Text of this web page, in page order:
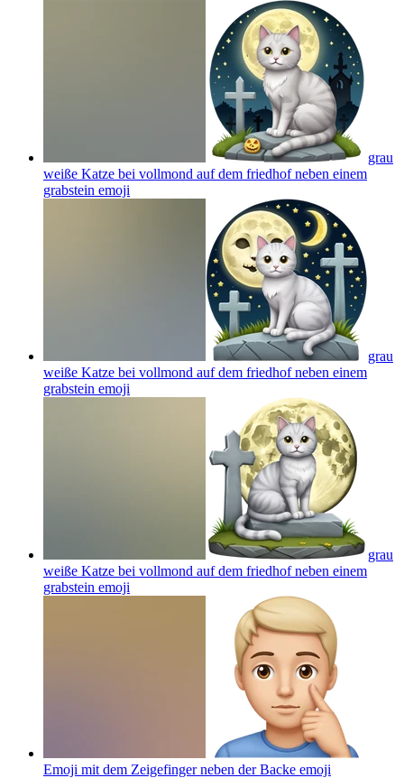
grau
weiße Katze bei vollmond auf dem friedhof neben einem
grabstein emoji
grau
weiße Katze bei vollmond auf dem friedhof neben einem
grabstein emoji
grau
weiße Katze bei vollmond auf dem friedhof neben einem
grabstein emoji
Emoji mit dem Zeigefinger neben der Backe emoji